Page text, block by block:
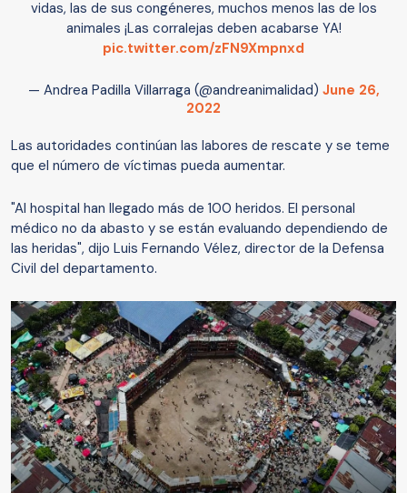
vidas, las de sus congéneres, muchos menos las de los
animales ¡Las corralejas deben acabarse YA!
pic.twitter.com/zFN9Xmpnxd
— Andrea Padilla Villarraga (@andreanimalidad) June 26,
2022
Las autoridades continúan las labores de rescate y se teme
que el número de víctimas pueda aumentar.
"Al hospital han llegado más de 100 heridos. El personal
médico no da abasto y se están evaluando dependiendo de
las heridas", dijo Luis Fernando Vélez, director de la Defensa
Civil del departamento.